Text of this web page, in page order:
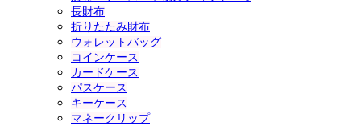
長財布
折りたたみ財布
ウォレットバッグ
コインケース
カードケース
パスケース
キーケース
マネークリップ